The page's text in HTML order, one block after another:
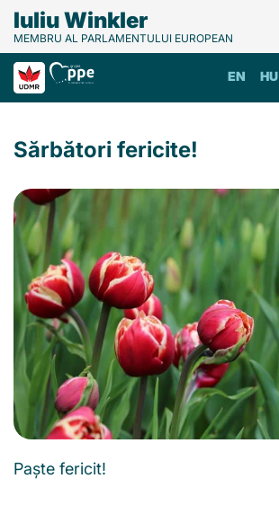
Iuliu Winkler
MEMBRU AL PARLAMENTULUI EUROPEAN
HU
EN
Sărbători fericite!
Paște fericit!